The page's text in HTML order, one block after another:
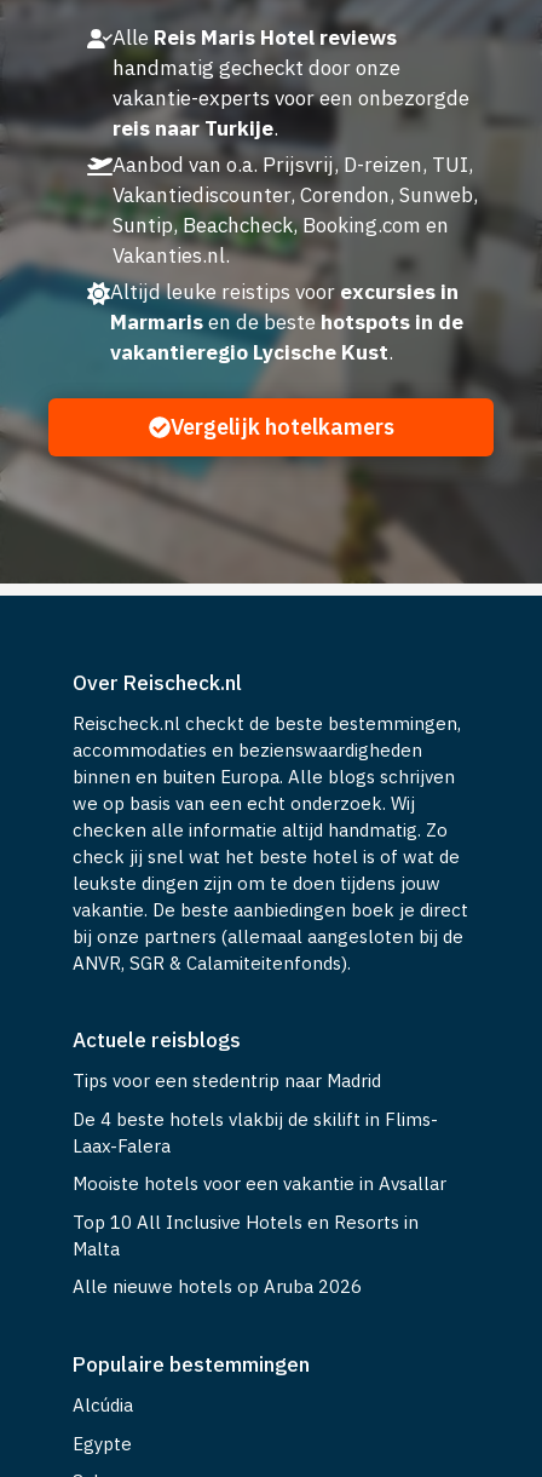
Alle Reis Maris Hotel reviews
handmatig gecheckt door onze
vakantie-experts voor een onbezorgde
reis naar Turkije.
Aanbod van o.a. Prijsvrij, D-reizen, TUI,
Vakantiediscounter, Corendon, Sunweb,
Suntip, Beachcheck, Booking.com en
Vakanties.nl.
Altijd leuke reistips voor excursies in
Marmarisen de bestehotspots in de
vakantieregio Lycische Kust.
Vergelijk hotelkamers
Over Reischeck.nl
Reischeck.nl checkt de beste bestemmingen,
accommodaties en bezienswaardigheden
binnen en buiten Europa. Alle blogs schrijven
we op basis van een echt onderzoek. Wij
checken alle informatie altijd handmatig. Zo
check jij snel wat het beste hotel is of wat de
leukste dingen zijn om te doen tijdens jouw
vakantie. De beste aanbiedingen boek je direct
bij onze partners (allemaal aangesloten bij de
ANVR, SGR & Calamiteitenfonds).
Actuele reisblogs
Tips voor een stedentrip naar Madrid
De 4 beste hotels vlakbij de skilift in Flims-
Laax-Falera
Mooiste hotels voor een vakantie in Avsallar
Top 10 All Inclusive Hotels en Resorts in
Malta
Alle nieuwe hotels op Aruba 2026
Populaire bestemmingen
Alcúdia
Egypte